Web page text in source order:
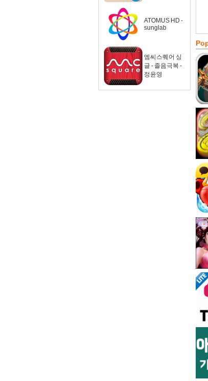
ATOMUS HD -
sunglab
엠씨스퀘어 싱
글 - 졸음극복 -
정윤영